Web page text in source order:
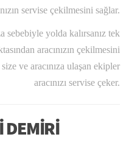
servise çekilmesini sağlar.
sebebiyle yolda kalırsanız tek
aracınızın çekilmesini
ve aracınıza ulaşan ekipler
aracınızı servise çeker.
DEMİRİ